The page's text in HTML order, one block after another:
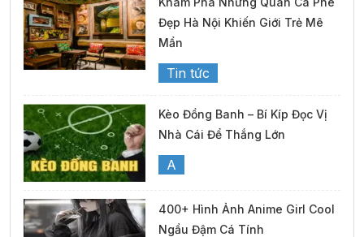
Đẹp Hà Nội Khiến Giới Trẻ Mê
Mẩn
Tin tức
Kèo Đồng Banh – Bí Kíp Đọc Vị
Nhà Cái Để Thắng Lớn
A
400+ Hình Ảnh Anime Girl Cool
Ngầu Đậm Cá Tính